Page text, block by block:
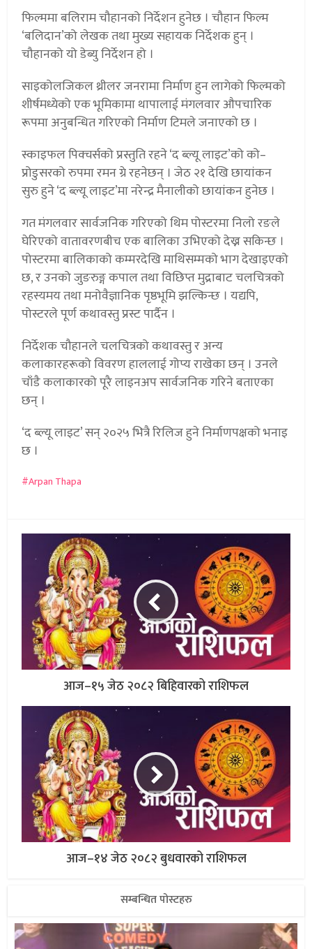
फिल्ममा बलिराम चौहानको निर्देशन हुनेछ । चौहान फिल्म
‘बलिदान’को लेखक तथा मुख्य सहायक निर्देशक हुन् ।
चौहानको यो डेब्यु निर्देशन हो ।
साइकोलजिकल थ्रीलर जनरामा निर्माण हुन लागेको फिल्मको
शीर्षमध्येको एक भूमिकामा थापालाई मंगलवार औपचारिक
रूपमा अनुबन्धित गरिएको निर्माण टिमले जनाएको छ ।
स्काइफल पिक्चर्सको प्रस्तुति रहने ‘द ब्ल्यू लाइट’को को–
प्रोडुसरको रुपमा रमन ग्रे रहनेछन् । जेठ २१ देखि छायांकन
सुरु हुने ‘द ब्ल्यू लाइट’मा नरेन्द्र मैनालीको छायांकन हुनेछ ।
गत मंगलवार सार्वजनिक गरिएको थिम पोस्टरमा निलो रङले
घेरिएको वातावरणबीच एक बालिका उभिएको देख्न सकिन्छ ।
पोस्टरमा बालिकाको कम्मरदेखि माथिसम्मको भाग देखाइएको
छ, र उनको जुङरुङ्ग कपाल तथा विछिप्त मुद्राबाट चलचित्रको
रहस्यमय तथा मनोवैज्ञानिक पृष्ठभूमि झल्किन्छ । यद्यपि,
पोस्टरले पूर्ण कथावस्तु प्रस्ट पार्दैन ।
निर्देशक चौहानले चलचित्रको कथावस्तु र अन्य
कलाकारहरूको विवरण हाललाई गोप्य राखेका छन् । उनले
चाँडै कलाकारको पूरै लाइनअप सार्वजनिक गरिने बताएका
छन् ।
‘द ब्ल्यू लाइट’ सन् २०२५ भित्रै रिलिज हुने निर्माणपक्षको भनाइ
छ ।
Arpan Thapa
आज–१५ जेठ २०८२ बिहिवारको राशिफल
आज–१४ जेठ २०८२ बुधवारको राशिफल
सम्बन्धित पोस्टहरु